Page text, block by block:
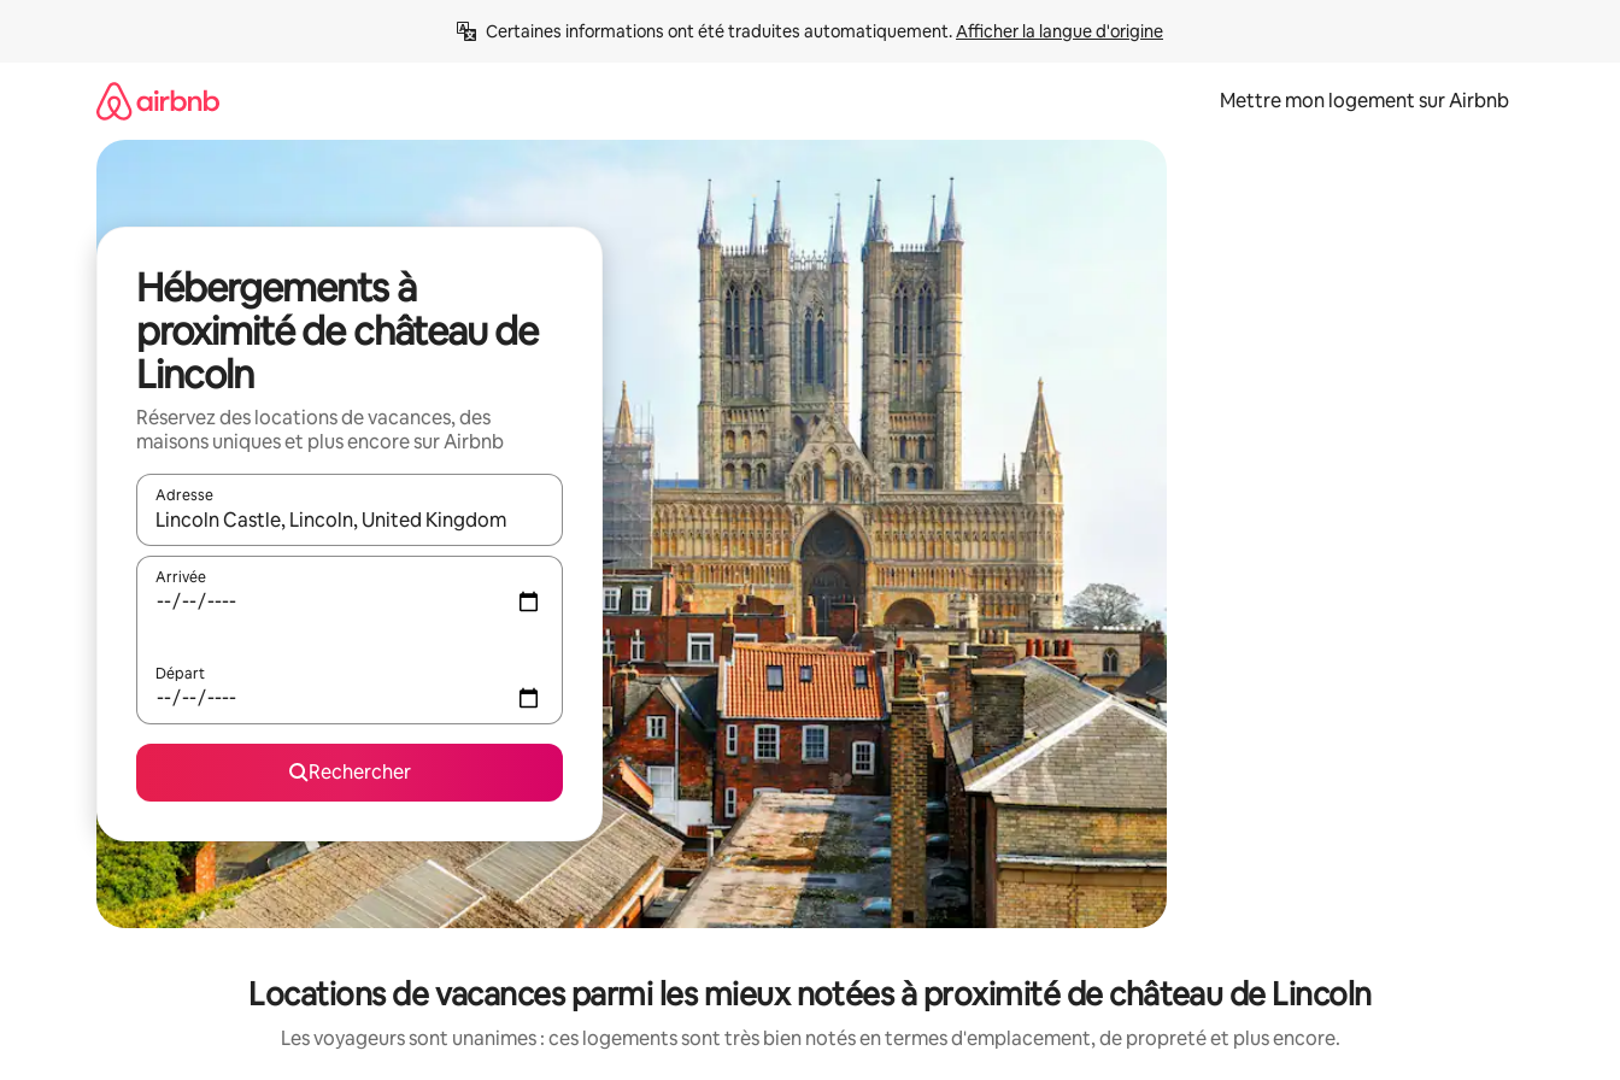
Certaines informations ont été traduites automatiquement. Afficher la langue d'origine
Mettre mon logement sur Airbnb
Hébergements à
proximité de château de
Lincoln
Réservez des locations de vacances, des
maisons uniques et plus encore sur Airbnb
Adresse
Lorsque les résultats s'affichent, utilisez les flèches vers le haut et vers le bas pour les parcourir ou en appuyant et en faisant glisser.
Arrivée
Départ
Rechercher
Locations de vacances parmi les mieux notées à proximité de château de Lincoln
Les voyageurs sont unanimes : ces logements sont très bien notés en termes d'emplacement, de propreté et plus encore.